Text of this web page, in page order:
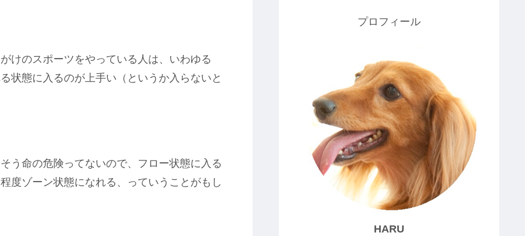
けのスポーツをやっている人は、いわゆる
状態に入るのが上手い（というか入らないと
う命の危険ってないので、フロー状態に入る
度ゾーン状態になれる、っていうことがもし
プロフィール
HARU